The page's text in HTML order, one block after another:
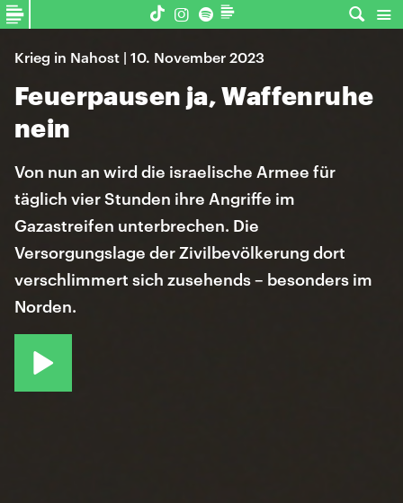
Krieg in Nahost | 10. November 2023
Feuerpausen ja, Waffenruhe
nein
Von nun an wird die israelische Armee für
täglich vier Stunden ihre Angriffe im
Gazastreifen unterbrechen. Die
Versorgungslage der Zivilbevölkerung dort
verschlimmert sich zusehends – besonders im
Norden.